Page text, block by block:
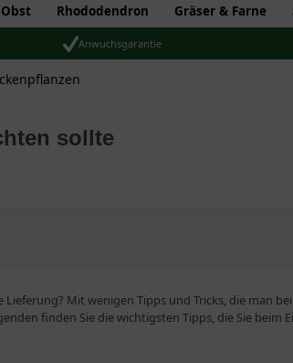
Obst Rhododendron Gräser & Farne
Anwuchsgarantie
sollte
Mit wenigen Tipps und Tricks, die man
finden Sie die wichtigsten Tipps, die Sie beim